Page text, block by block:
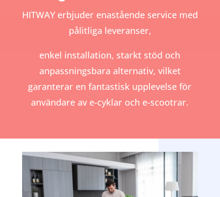
HITWAY erbjuder enastående service med
pålitliga leveranser,
enkel installation, starkt stöd och
anpassningsbara alternativ, vilket
garanterar en fantastisk upplevelse för
användare av e-cyklar och e-scootrar.